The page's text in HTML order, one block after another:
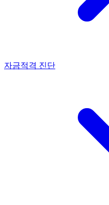
자금적격 진단